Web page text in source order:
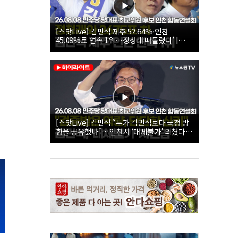
[스팟Live] 김민석 제주 52.64%·인천
45.09%로 연속 1위…정청래 따돌렸다’ |
26.08.08 더불어민주당 당대표·최고위원 후
보 인천 합동연설회
[스팟Live] 김민석 “누가 김민석보다 국정 방
향을 공유했나”…인천서 ‘대체불가’ 외쳤다 |
26.08.08 더불어민주당 당대표·최고위원 후